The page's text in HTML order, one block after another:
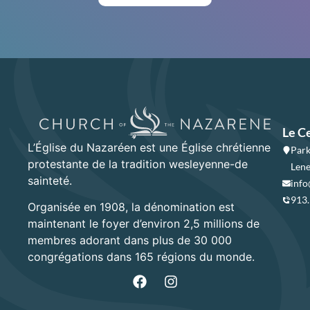
L’Église du Nazaréen est une Église chrétienne
protestante de la tradition wesleyenne-de
sainteté.
Organisée en 1908, la dénomination est
maintenant le foyer d’environ 2,5 millions de
membres adorant dans plus de 30 000
congrégations dans 165 régions du monde.
Le